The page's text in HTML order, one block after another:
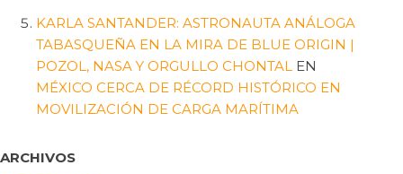
KARLA SANTANDER: ASTRONAUTA ANÁLOGA
TABASQUEÑA EN LA MIRA DE BLUE ORIGIN |
POZOL, NASA Y ORGULLO CHONTAL EN
MÉXICO CERCA DE RÉCORD HISTÓRICO EN
MOVILIZACIÓN DE CARGA MARÍTIMA
ARCHIVOS